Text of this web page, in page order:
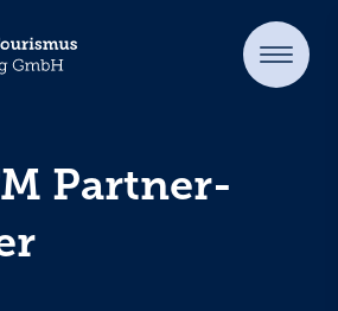
Partner-